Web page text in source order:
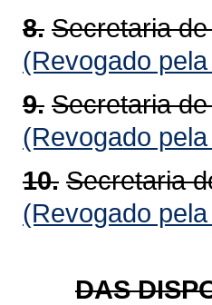
8. Secretaria
(Revogado
9. Secretaria
(Revogado
10. Secretaria
(Revogado
DAS